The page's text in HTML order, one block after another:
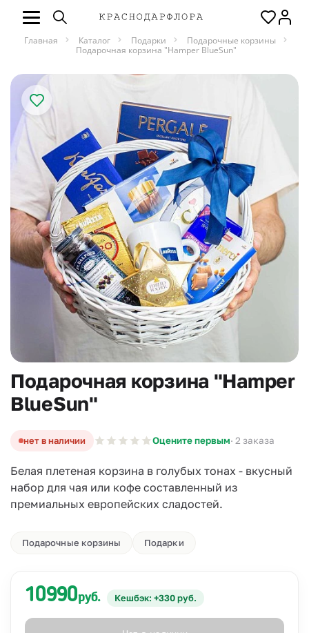
Главная Каталог Подарки
Подарочные корзины
Подарочная корзина "Hamper BlueSun"
Подарочная корзина "Hamper
BlueSun"
нет в наличии Оцените первым· 2 заказа
Белая плетеная корзина в голубых тонах - вкусный
набор для чая или кофе составленный из
премиальных европейских сладостей.
Подарочные корзины Подарки
10990руб. Кешбэк: +330 руб.